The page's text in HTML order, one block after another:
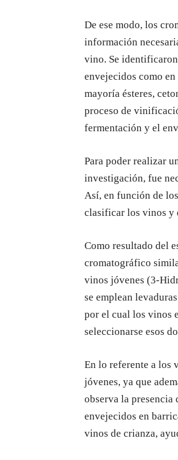
De ese modo, los
información
vino. Se
envejecidos como
mayoría ésteres,
proceso de
fermentación y el
Para poder realizar
investigación, fue
Así, en función de
clasificar los vinos y
Como resultado del
cromatográfico
vinos jóvenes (3-
se emplean
por el cual los vinos
seleccionarse esos
En lo referente a los
jóvenes, ya que
observa la
envejecidos en
vinos de crianza,